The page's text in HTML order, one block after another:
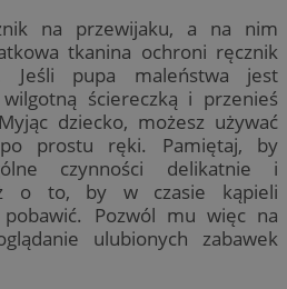
na przewijaku, a na nim
tkanina ochroni ręcznik
Jeśli pupa maleństwa jest
ściereczką i przenieś
dziecko, możesz używać
prostu ręki. Pamiętaj, by
czynności delikatnie i
o to, by w czasie kąpieli
Pozwól mu więc na
ulubionych zabawek